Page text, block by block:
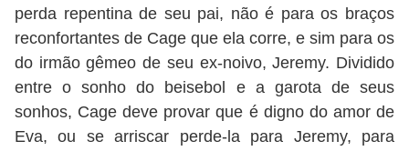
perda repentina de seu pai, não é para os braços
reconfortantes de Cage que ela corre, e sim para os
do irmão gêmeo de seu ex-noivo, Jeremy. Dividido
entre o sonho do beisebol e a garota de seus
sonhos, Cage deve provar que é digno do amor de
Eva, ou se arriscar perde-la para Jeremy, para